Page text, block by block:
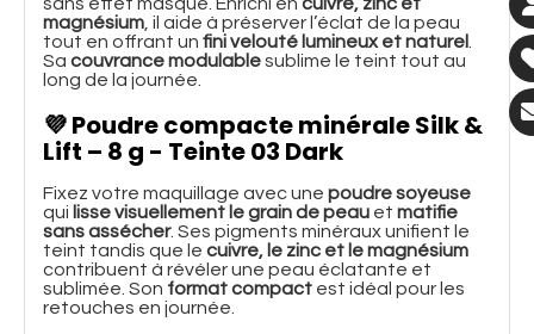
magnésium , il aide à préserver l’éclat de la peau
tout en offrant un fini velouté lumineux et naturel
Sa couvrance modulablesublime le teint tout au
long de la journée.
💜Poudre compacte minérale Silk &
Lift – 8 g - Teinte 03 Dark
Fixez votre maquillage avec une poudre soyeuse
qui lisse visuellement le grain de peau et matifie
sans assécher. Ses pigments minéraux unifient le
teint tandis que le cuivre, le zinc et le magnésium
contribuent à révéler une peau éclatante et
sublimée. Son format compact est idéal pour les
retouches en journée.